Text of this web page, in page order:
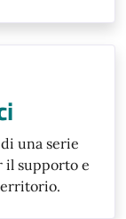
una serie
il supporto e